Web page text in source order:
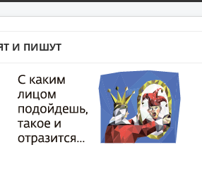
И ПИШУТ